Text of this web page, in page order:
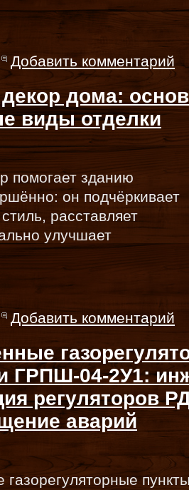
Добавить комментарий
дома:
виды отделки
помогает зданию
он подчёркивает
расставляет
улучшает
Добавить комментарий
ГРПШ-04-2У1:
регуляторов
аварий